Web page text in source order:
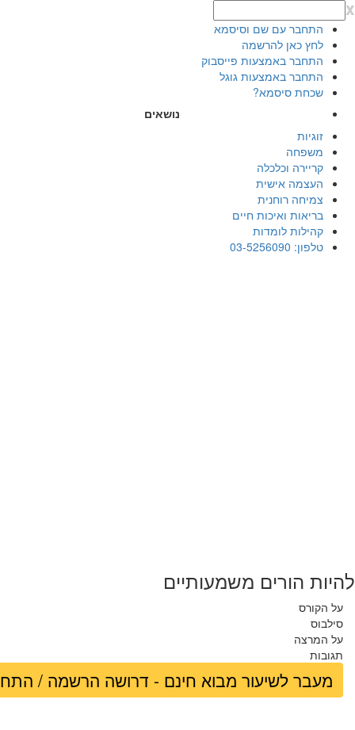
x
התחבר עם שם וסיסמא
לחץ כאן להרשמה
התחבר באמצעות פייסבוק
התחבר באמצעות גוגל
שכחת סיסמא?
נושאים
זוגיות
משפחה
קריירה וכלכלה
העצמה אישית
צמיחה רוחנית
בריאות ואיכות חיים
קהילות לומדות
טלפון: 03-5256090
להיות הורים משמעותיים
על הקורס
סילבוס
על המרצה
תגובות
מעבר לשיעור מבוא חינם - דרושה הרשמה /